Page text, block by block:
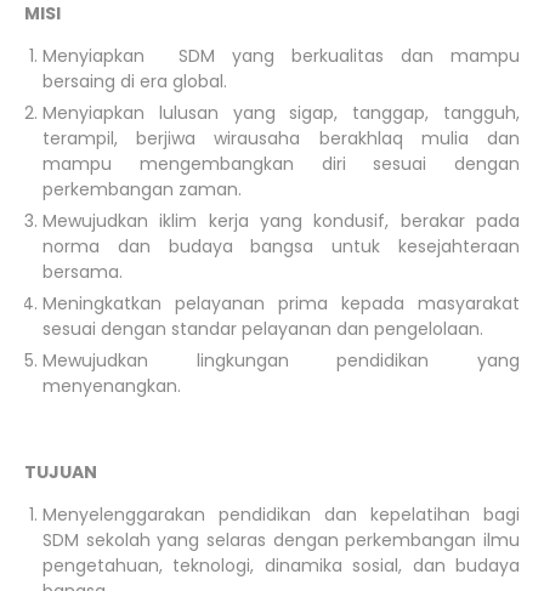
MISI
Menyiapkan SDM yang berkualitas dan mampu
bersaing di era global.
Menyiapkan lulusan yang sigap, tanggap, tangguh,
terampil, berjiwa wirausaha berakhlaq mulia dan
mampu mengembangkan diri sesuai dengan
perkembangan zaman.
Mewujudkan iklim kerja yang kondusif, berakar pada
norma dan budaya bangsa untuk kesejahteraan
bersama.
Meningkatkan pelayanan prima kepada masyarakat
sesuai dengan standar pelayanan dan pengelolaan.
Mewujudkan lingkungan pendidikan yang
menyenangkan.
TUJUAN
Menyelenggarakan pendidikan dan kepelatihan bagi
SDM sekolah yang selaras dengan perkembangan ilmu
pengetahuan, teknologi, dinamika sosial, dan budaya